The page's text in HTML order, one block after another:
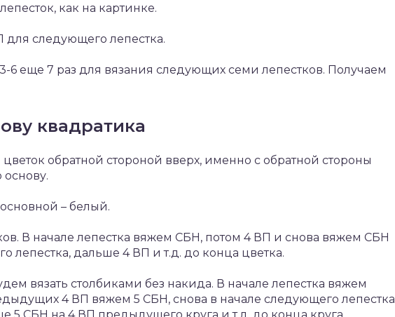
как на картинке.
следующего лепестка.
6 еще 7 раз для вязания следующих семи лепестков. Получаем
квадратика
обратной стороной вверх, именно с обратной стороны
основу.
– белый.
В начале лепестка вяжем СБН, потом 4 ВП и снова вяжем СБН
лепестка, дальше 4 ВП и т.д. до конца цветка.
вязать столбиками без накида. В начале лепестка вяжем
4 ВП вяжем 5 СБН, снова в начале следующего лепестка